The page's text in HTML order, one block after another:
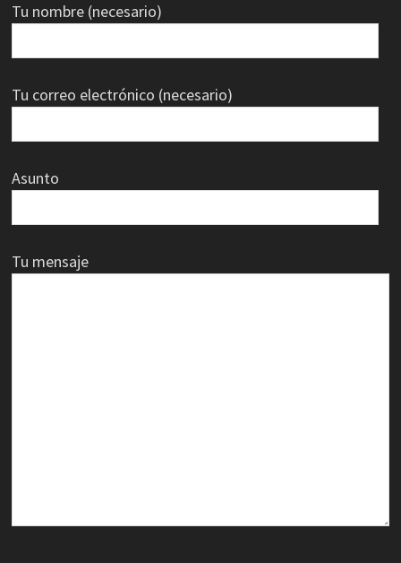
Tu nombre (necesario)
Tu correo electrónico (necesario)
Asunto
Tu mensaje